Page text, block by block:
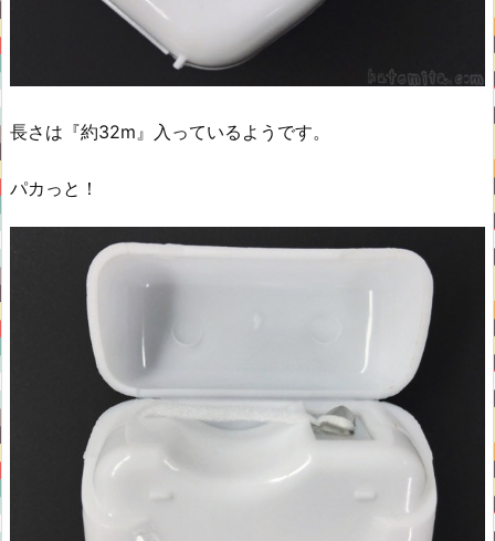
長さは『約32m』入っているようです。
パカっと！